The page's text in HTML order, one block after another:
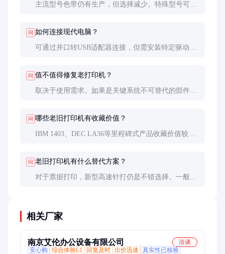
主流型号色带仍有生产，但选择减少。特殊型号可能
问 如何连接现代电脑？
可通过并口转USB适配器连接，但需安装特定驱动。
问 值不值得修复老打印机？
取决于使用需求。如果是关键系统不可替代的部件，
问 哪些老旧打印机有收藏价值？
IBM 1403、DEC LA36等里程碑式产品收藏价值较
问 老旧打印机有什么替代方案？
对于票据打印，新型高速针打仍是不错选择。一般文
相关厂家
南京艾伦办公设备有限公司
洽谈
安心购
综合体验L1 回复及时 出价迅速
真实性已核验